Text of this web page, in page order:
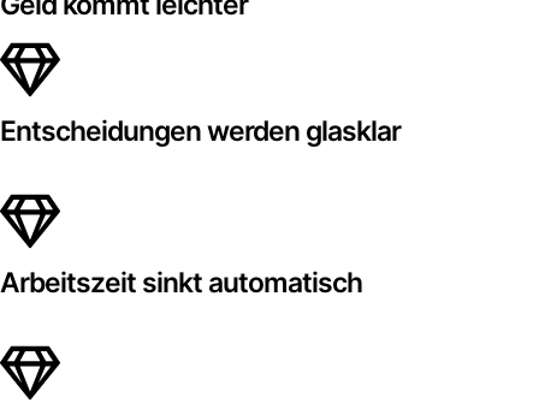
Entscheidungen werden glasklar
Arbeitszeit sinkt automatisch